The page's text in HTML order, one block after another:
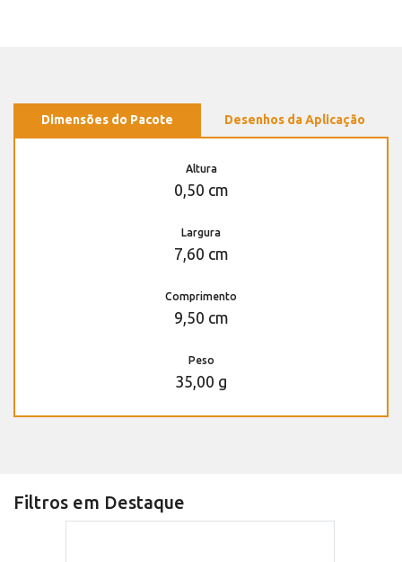
Dimensões do Pacote Desenhos da Aplicação
Altura
0,50 cm
Largura
7,60 cm
Comprimento
9,50 cm
Peso
35,00 g
Filtros em Destaque